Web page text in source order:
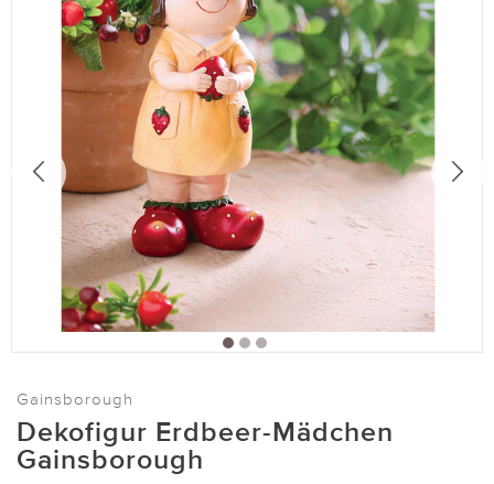
Gainsborough
Dekofigur Erdbeer-Mädchen
Gainsborough